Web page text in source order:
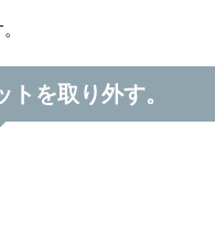
を取り外す。